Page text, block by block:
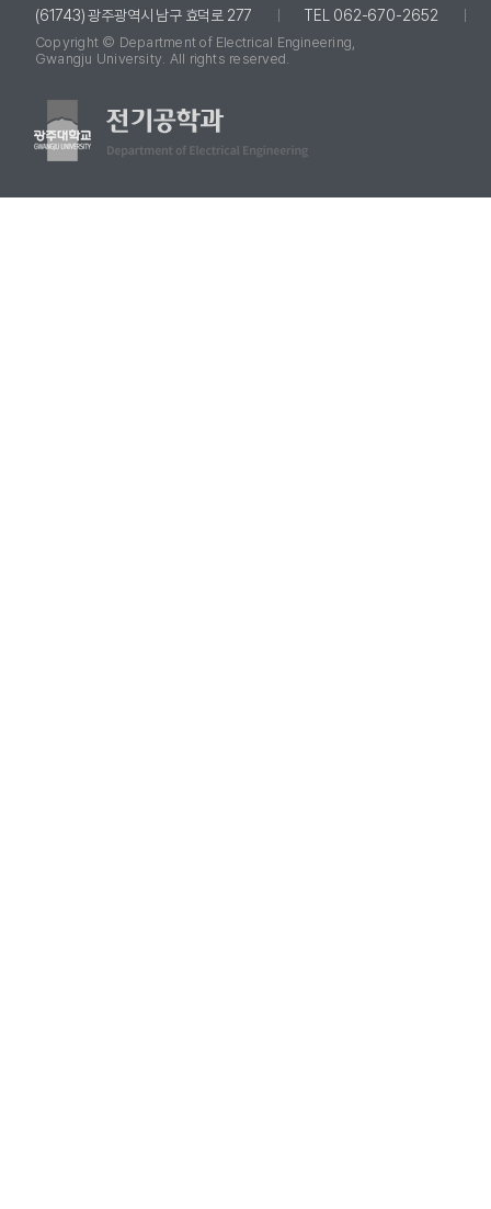
(61743) 광주광역시 남구 효덕로 277 TEL 062-670-2652
Copyright © Department of Electrical Engineering,
Gwangju University. All rights reserved.